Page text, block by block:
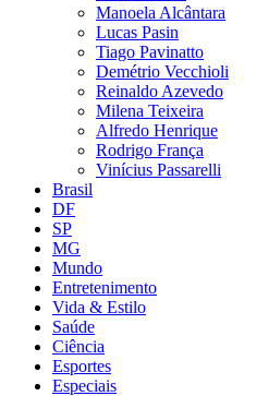
Manoela Alcântara
Lucas Pasin
Tiago Pavinatto
Demétrio Vecchioli
Reinaldo Azevedo
Milena Teixeira
Alfredo Henrique
Rodrigo França
Vinícius Passarelli
Brasil
DF
SP
MG
Mundo
Entretenimento
Vida & Estilo
Saúde
Ciência
Esportes
Especiais